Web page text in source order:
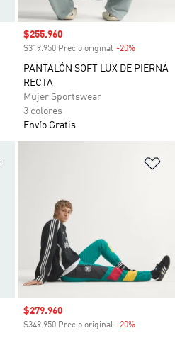
Precio de venta
$255.960
$319.950 Precio original -20%
PANTALÓN SOFT LUX DE PIERNA
RECTA
Mujer Sportswear
3 colores
Envío Gratis
Precio de venta
$279.960
$349.950 Precio original -20%